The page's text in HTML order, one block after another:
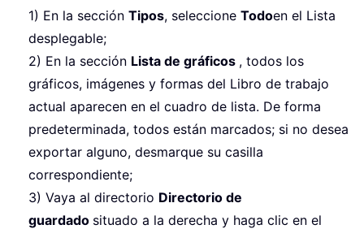
1) En la sección Tipos, seleccione Todoen el Lista
desplegable;
2) En la sección Lista de gráficos , todos los
gráficos, imágenes y formas del Libro de trabajo
actual aparecen en el cuadro de lista. De forma
predeterminada, todos están marcados; si no desea
exportar alguno, desmarque su casilla
correspondiente;
3) Vaya al directorio Directorio de
guardado situado a la derecha y haga clic en el